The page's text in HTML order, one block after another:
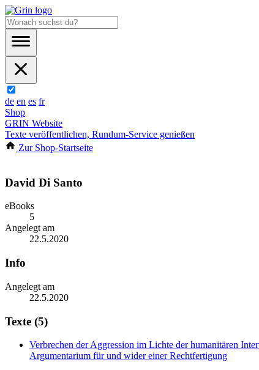
de en es fr
Shop
GRIN Website
Texte veröffentlichen, Rundum-Service genießen
Zur Shop-Startseite
David Di Santo
eBooks
5
Angelegt am
22.5.2020
Info
Angelegt am
22.5.2020
Texte (5)
Verbrechen der Aggression im Lichte der humanitären
Argumentarium für und wider einer Rechtfertigung